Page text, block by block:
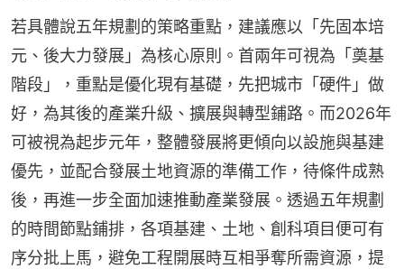
若具體說五年規劃的策略重點，建議應以「先固本培
元、後大力發展」為核心原則。首兩年可視為「奠基
階段」，重點是優化現有基礎，先把城市「硬件」做
好，為其後的產業升級、擴展與轉型鋪路。而2026年
可被視為起步元年，整體發展將更傾向以設施與基建
優先，並配合發展土地資源的準備工作，待條件成熟
後，再進一步全面加速推動產業發展。透過五年規劃
的時間節點鋪排，各項基建、土地、創科項目便可有
序分批上馬，避免工程開展時互相爭奪所需資源，提